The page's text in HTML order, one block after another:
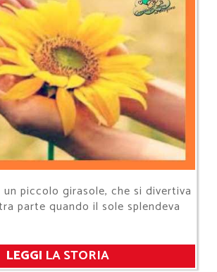
piccolo girasole, che si divertiva
parte quando il sole splendeva
LEGGI LA STORIA